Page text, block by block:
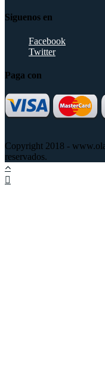
Siguenos en
Facebook
Twitter
Paga con
Copyright 2018 -
reservados.
